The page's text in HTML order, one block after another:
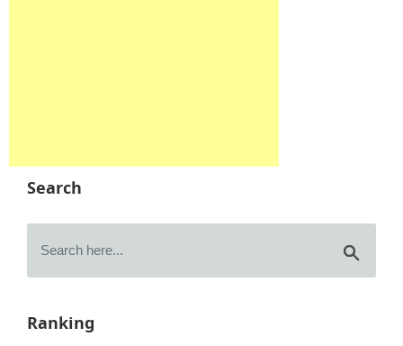
Search
Ranking